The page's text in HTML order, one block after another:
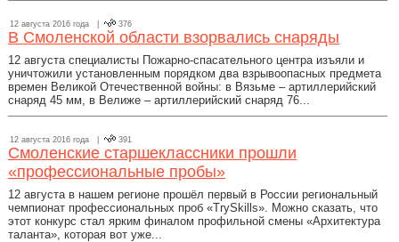
12 августа 2016 года | 376
В Смоленской области взорвались снаряды
12 августа специалисты Пожарно-спасательного центра изъяли и
уничтожили установленным порядком два взрывоопасных предмета
времен Великой Отечественной войны: в Вязьме – артиллерийский
снаряд 45 мм, в Велиже – артиллерийский снаряд 76...
12 августа 2016 года | 391
Смоленские старшеклассники прошли
«профессиональные пробы»
12 августа в нашем регионе прошёл первый в России региональный
чемпионат профессиональных проб «TrySkills». Можно сказать, что
этот конкурс стал ярким финалом профильной смены «Архитектура
таланта», которая вот уже...